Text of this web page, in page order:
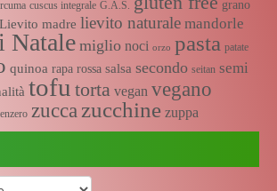
cuscus integrale G.A.S.
grano
Lievito madre lievito naturale mandorle
Natale miglio noci orzo pasta patate
quinoa rapa rossa salsa secondo seitan semi
tofu torta vegan vegano
zucca zucchine zuppa